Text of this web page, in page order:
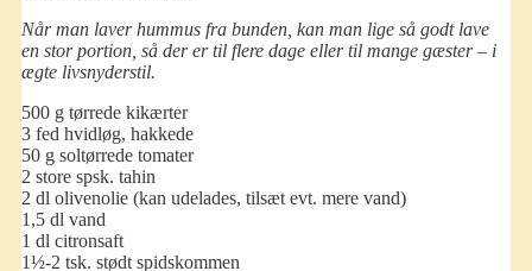
Når man laver hummus fra bunden, kan man lige så godt lave
en stor portion, så der er til flere dage eller til mange gæster – i
ægte livsnyderstil.
500 g tørrede kikærter
3 fed hvidløg, hakkede
50 g soltørrede tomater
2 store spsk. tahin
2 dl olivenolie (kan udelades, tilsæt evt. mere vand)
1,5 dl vand
1 dl citronsaft
1½-2 tsk. stødt spidskommen